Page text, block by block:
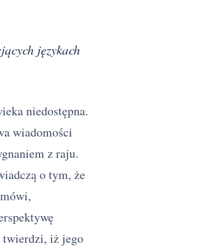
językach
niedostępna.
wiadomości
z raju.
o tym, że
twierdzi, iż jego